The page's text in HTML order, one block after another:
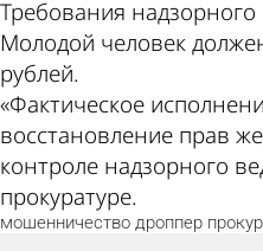
Требования
Молодой человек
рублей.
«Фактическое
восстановление прав
контроле надзорного
прокуратуре.
мошенничество дроппер